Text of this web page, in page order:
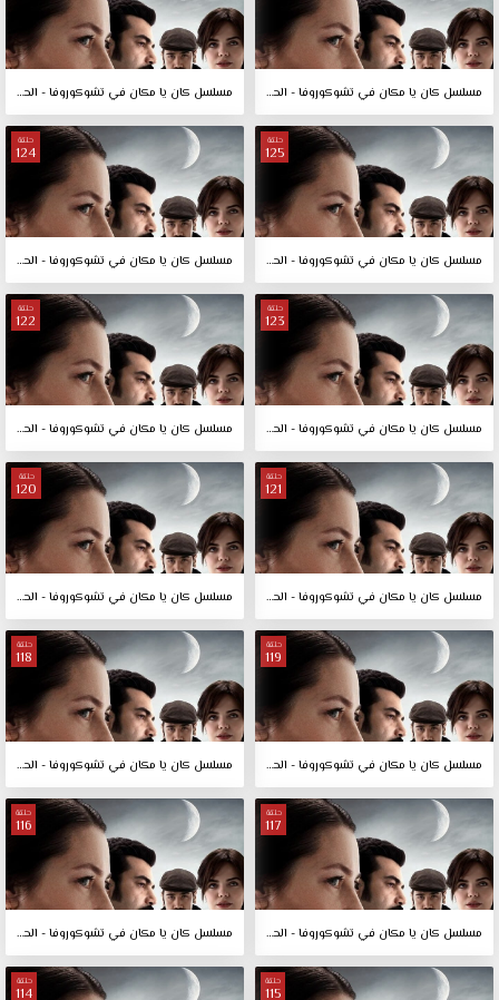
مسلسل كان يا مكان في تشوكوروفا - الحلقة 127 مسلسل كان يا مكان في تشوكوروفا - الحلقة 126
حلقة
125
مسلسل كان يا مكان في تشوكوروفا - الحلقة 125
حلقة
124
مسلسل كان يا مكان في تشوكوروفا - الحلقة 124
حلقة
123
مسلسل كان يا مكان في تشوكوروفا - الحلقة 123
حلقة
122
مسلسل كان يا مكان في تشوكوروفا - الحلقة 122
حلقة
121
مسلسل كان يا مكان في تشوكوروفا - الحلقة 121
حلقة
120
مسلسل كان يا مكان في تشوكوروفا - الحلقة 120
حلقة
119
مسلسل كان يا مكان في تشوكوروفا - الحلقة 119
حلقة
118
مسلسل كان يا مكان في تشوكوروفا - الحلقة 118
حلقة
117
مسلسل كان يا مكان في تشوكوروفا - الحلقة 117
حلقة
116
مسلسل كان يا مكان في تشوكوروفا - الحلقة 116
حلقة
115
حلقة
114